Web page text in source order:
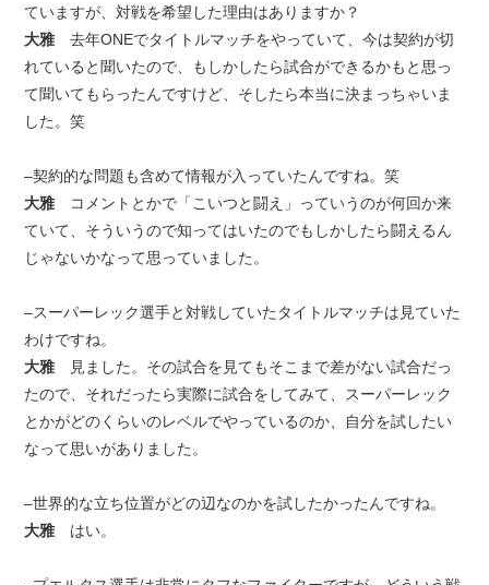
ていますが、対戦を希望した理由はありますか？
大雅去年ONEでタイトルマッチをやっていて、今は契約が切
れていると聞いたので、もしかしたら試合ができるかもと思っ
て聞いてもらったんですけど、そしたら本当に決まっちゃいま
した。笑
–契約的な問題も含めて情報が入っていたんですね。笑
大雅コメントとかで「こいつと闘え」っていうのが何回か来
ていて、そういうので知ってはいたのでもしかしたら闘えるん
じゃないかなって思っていました。
–スーパーレック選手と対戦していたタイトルマッチは見ていた
わけですね。
大雅見ました。その試合を見てもそこまで差がない試合だっ
たので、それだったら実際に試合をしてみて、スーパーレック
とかがどのくらいのレベルでやっているのか、自分を試したい
なって思いがありました。
–世界的な立ち位置がどの辺なのかを試したかったんですね。
大雅はい。